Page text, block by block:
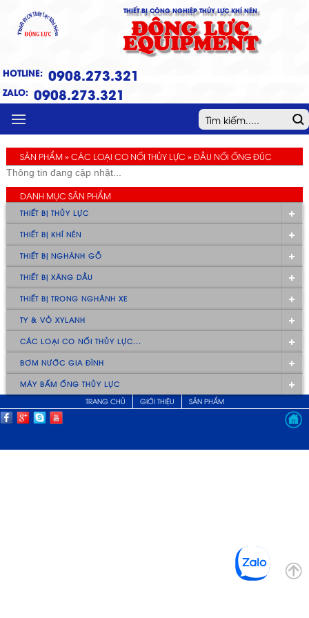
THIẾT BỊ CÔNG NGHIỆP THỦY LỰC KHÍ NÉN
ĐỘNG LỰC
EQUIPMENT
HOTLINE:0908.273.321
ZALO:0908.273.321
MENU
SẢN PHẨM » CÁC LOẠI CO NỐI THỦY LỰC » ĐẦU NỐI ỐNG ĐÚC
Thông tin đang cập nhật...
DANH MỤC SẢN PHẨM
THIẾT BỊ THỦY LỰC
THIẾT BỊ KHÍ NÉN
THIẾT BỊ NGHÀNH GỖ
THIẾT BỊ XĂNG DẦU
THIẾT BỊ TRONG NGHÀNH XE
TY & VỎ XYLANH
CÁC LOẠI CO NỐI THỦY LỰC...
BƠM NƯỚC GIA ĐÌNH
MÁY BẤM ỐNG THỦY LỰC
TRANG CHỦ
GIỚI THIỆU SẢN PHẨM